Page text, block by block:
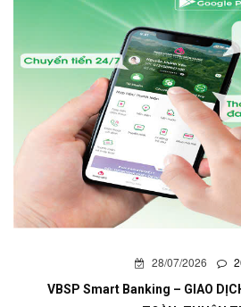
28/07/2026
VBSP Smart Banking – GIAO